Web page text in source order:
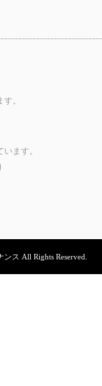
。
ます。
ス All Rights Reserved.